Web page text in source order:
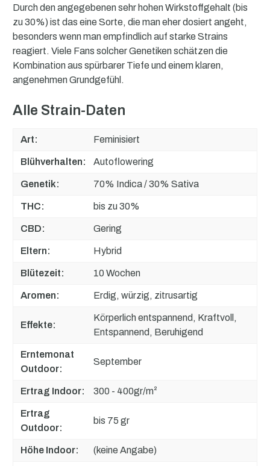
Durch den angegebenen sehr hohen Wirkstoffgehalt (bis
zu 30%) ist das eine Sorte, die man eher dosiert angeht,
besonders wenn man empfindlich auf starke Strains
reagiert. Viele Fans solcher Genetiken schätzen die
Kombination aus spürbarer Tiefe und einem klaren,
angenehmen Grundgefühl.
Alle Strain-Daten
Art: Feminisiert
Blühverhalten: Autoflowering
Genetik: 70% Indica / 30% Sativa
THC: bis zu 30%
CBD: Gering
Eltern: Hybrid
Blütezeit: 10 Wochen
Aromen: Erdig, würzig, zitrusartig
Effekte:
Körperlich entspannend, Kraftvoll,
Entspannend, Beruhigend
Erntemonat
Outdoor:
September
Ertrag Indoor: 300 - 400gr/m²
Ertrag
Outdoor:
bis 75 gr
Höhe Indoor: (keine Angabe)